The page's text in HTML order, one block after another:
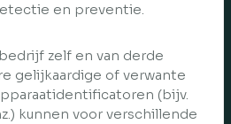
en preventie.
zelf en van derde
gelijkaardige of verwante
(bijv.
kunnen voor verschillende